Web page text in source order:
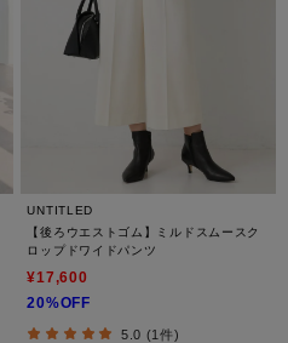
UNTITLED
【後ろウエストゴム】ミルドスムースク
ロップドワイドパンツ
¥17,600
20%OFF
5.0 (1件)